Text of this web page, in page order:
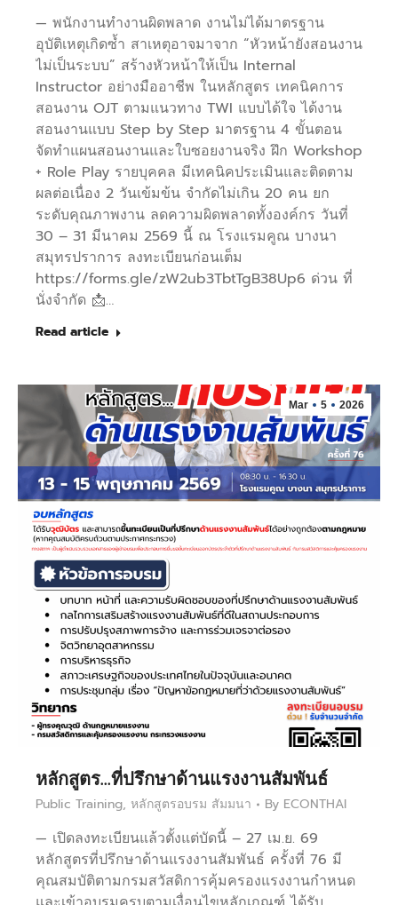
— พนักงานทำงานผิดพลาด งานไม่ได้มาตรฐาน
อุบัติเหตุเกิดซ้ำ สาเหตุอาจมาจาก “หัวหน้ายังสอนงาน
ไม่เป็นระบบ” สร้างหัวหน้าให้เป็น Internal
Instructor อย่างมืออาชีพ ในหลักสูตร เทคนิคการ
สอนงาน OJT ตามแนวทาง TWI แบบได้ใจ ได้งาน
สอนงานแบบ Step by Step มาตรฐาน 4 ขั้นตอน
จัดทำแผนสอนงานและใบซอยงานจริง ฝึก Workshop
+ Role Play รายบุคคล มีเทคนิคประเมินและติดตาม
ผลต่อเนื่อง 2 วันเข้มข้น จำกัดไม่เกิน 20 คน ยก
ระดับคุณภาพงาน ลดความผิดพลาดทั้งองค์กร วันที่
30 – 31 มีนาคม 2569 นี้ ณ โรงแรมคูณ บางนา
สมุทรปราการ ลงทะเบียนก่อนเต็ม
https://forms.gle/zW2ub3TbtTgB38Up6 ด่วน ที่
นั่งจำกัด 📩…
Read article
Mar 5 2026
หลักสูตร…ที่ปรึกษาด้านแรงงานสัมพันธ์
Public Training, หลักสูตรอบรม สัมมนา By ECONTHAI
— เปิดลงทะเบียนแล้วตั้งแต่บัดนี้ – 27 เม.ย. 69
หลักสูตรที่ปรึกษาด้านแรงงานสัมพันธ์ ครั้งที่ 76 มี
คุณสมบัติตามกรมสวัสดิการคุ้มครองแรงงานกำหนด